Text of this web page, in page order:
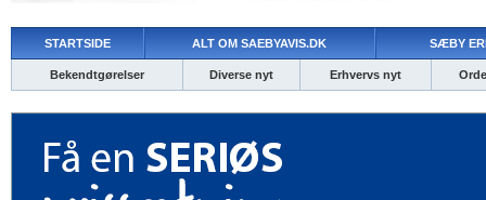
STARTSIDE ALT OM SAEBYAVIS.DK SÆBY
Bekendtgørelser Diverse nyt Erhvervs nyt